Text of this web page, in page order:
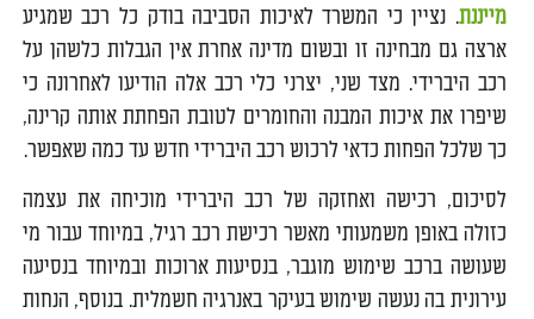
מייננת. נציין כי המשרד לאיכות הסביבה בודק כל רכב שמגיע
ארצה גם מבחינה זו ובשום מדינה אחרת אין הגבלות כלשהן על
רכב היברידי. מצד שני, יצרני כלי רכב אלה הודיעו לאחרונה כי
שיפרו את איכות המבנה והחומרים לטובת הפחתת אותה קרינה,
כך שלכל הפחות כדאי לרכוש רכב היברידי חדש עד כמה שאפשר.
לסיכום, רכישה ואחזקה של רכב היברידי מוכיחה את עצמה
כזולה באופן משמעותי מאשר רכישת רכב רגיל, במיוחד עבור מי
שעושה ברכב שימוש מוגבר, בנסיעות ארוכות ובמיוחד בנסיעה
עירונית בה נעשה שימוש בעיקר באנרגיה חשמלית. בנוסף, הנחות